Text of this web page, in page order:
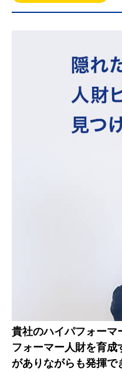
貴社のハイパフォーマ
フォーマー人財を育成
がありながらも発揮